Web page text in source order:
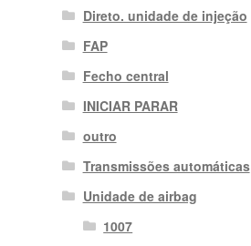
Direto. unidade de injeção
FAP
Fecho central
INICIAR PARAR
outro
Transmissões automáticas
Unidade de airbag
1007